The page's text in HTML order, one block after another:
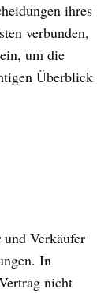
ihres
verbunden,
um die
Überblick
Verkäufer
In
nicht